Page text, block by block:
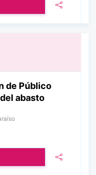
de Público
abasto